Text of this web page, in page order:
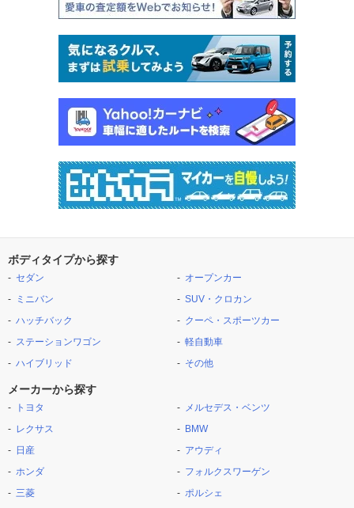
ボディタイプから探す
セダン
ミニバン
ハッチバック
ステーションワゴン
ハイブリッド
オープンカー
SUV・クロカン
クーペ・スポーツカー
軽自動車
その他
メーカーから探す
トヨタ
レクサス
日産
ホンダ
三菱
メルセデス・ベンツ
BMW
アウディ
フォルクスワーゲン
ポルシェ